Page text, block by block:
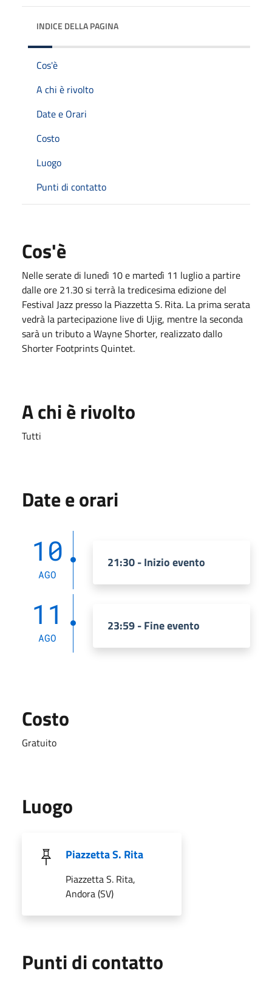
INDICE DELLA PAGINA
Cos'è
A chi è rivolto
Date e Orari
Costo
Luogo
Punti di contatto
Cos'è
Nelle serate di lunedì 10 e martedì 11 luglio a partire
dalle ore 21.30 si terrà la tredicesima edizione del
Festival Jazz presso la Piazzetta S. Rita. La prima serata
vedrà la partecipazione live di Ujig, mentre la seconda
sarà un tributo a Wayne Shorter, realizzato dallo
Shorter Footprints Quintet.
A chi è rivolto
Tutti
Date e orari
10
AGO
21:30 - Inizio evento
11
AGO
23:59 - Fine evento
Costo
Gratuito
Luogo
Piazzetta S. Rita
Piazzetta S. Rita,
Andora (SV)
Punti di contatto